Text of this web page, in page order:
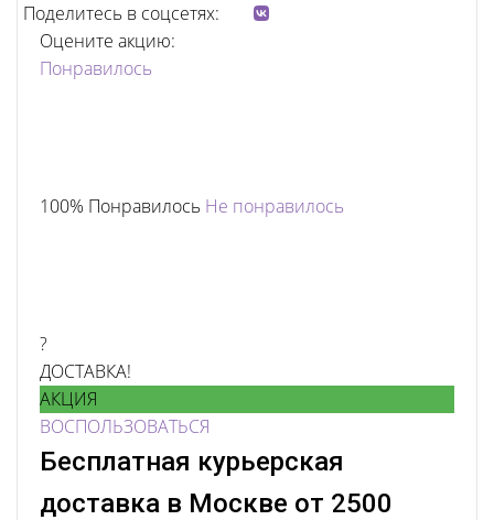
Поделитесь в соцсетях:
Оцените акцию:
Понравилось
100% Понравилось Не понравилось
?
ДОСТАВКА!
АКЦИЯ
ВОСПОЛЬЗОВАТЬСЯ
Бесплатная курьерская
доставка в Москве от 2500